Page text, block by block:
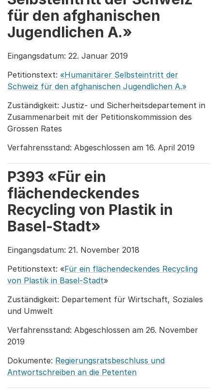
für den afghanischen
Jugendlichen A.»
Eingangsdatum: 22. Januar 2019
Petitionstext: «Humanitärer Selbsteintritt der
Schweiz für den afghanischen Jugendlichen A.»
Zuständigkeit: Justiz- und Sicherheitsdepartement in
Zusammenarbeit mit der Petitionskommission des
Grossen Rates
Verfahrensstand: Abgeschlossen am 16. April 2019
P393 «Für ein
flächendeckendes
Recycling von Plastik in
Basel-Stadt»
Eingangsdatum: 21. November 2018
Petitionstext: «Für ein flächendeckendes Recycling
von Plastik in Basel-Stadt»
Zuständigkeit: Departement für Wirtschaft, Soziales
und Umwelt
Verfahrensstand: Abgeschlossen am 26. November
2019
Dokumente: Regierungsratsbeschluss und
Antwortschreiben an die Petenten